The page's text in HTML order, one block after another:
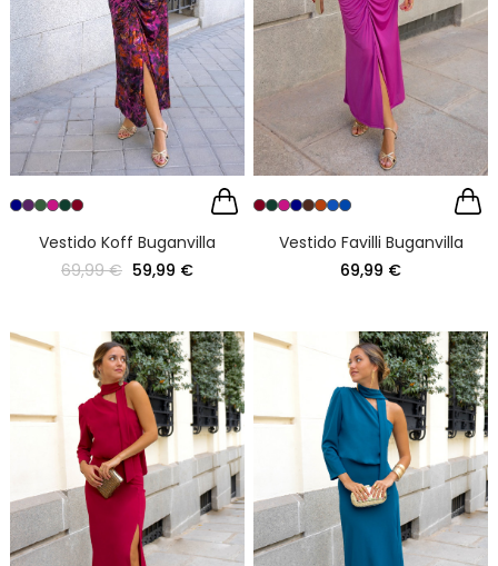
Vestido Koff Buganvilla
69,99 € 59,99 €
Vestido Favilli Buganvilla
69,99 €